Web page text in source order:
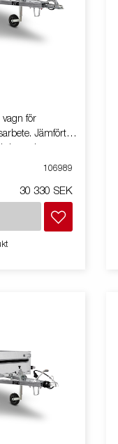
vagn för
Jämfört
kapaciteten
Vagnen på
106989
30 330 SEK